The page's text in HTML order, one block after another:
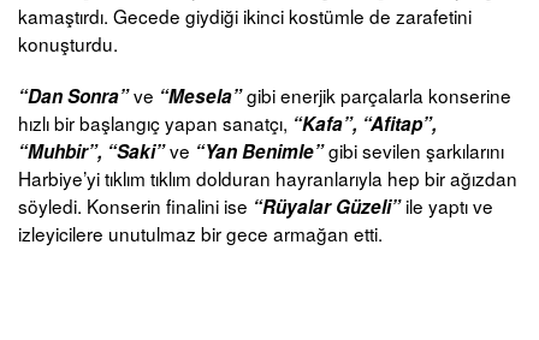
kamaştırdı. Gecede giydiği ikinci kostümle de zarafetini
konuşturdu.
“Dan Sonra”ve “Mesela”gibi enerjik parçalarla konserine
hızlı bir başlangıç yapan sanatçı, “Kafa”, “Afitap”,
“Muhbir”, “Saki”ve “Yan Benimle”gibi sevilen şarkılarını
Harbiye’yi tıklım tıklım dolduran hayranlarıyla hep bir ağızdan
söyledi. Konserin finalini ise “Rüyalar Güzeli”ile yaptı ve
izleyicilere unutulmaz bir gece armağan etti.